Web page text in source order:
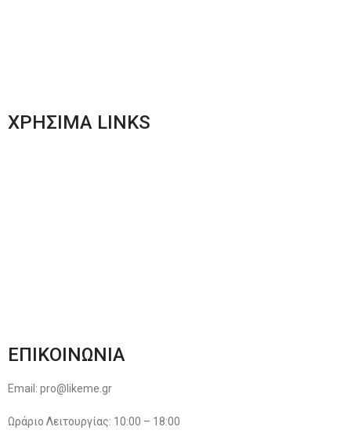
ΧΡΗΣΙΜΑ LINKS
ΕΠΙΚΟΙΝΩΝΙΑ
Email: pro@likeme.gr
Ωράριο Λειτουργίας: 10:00 – 18:00